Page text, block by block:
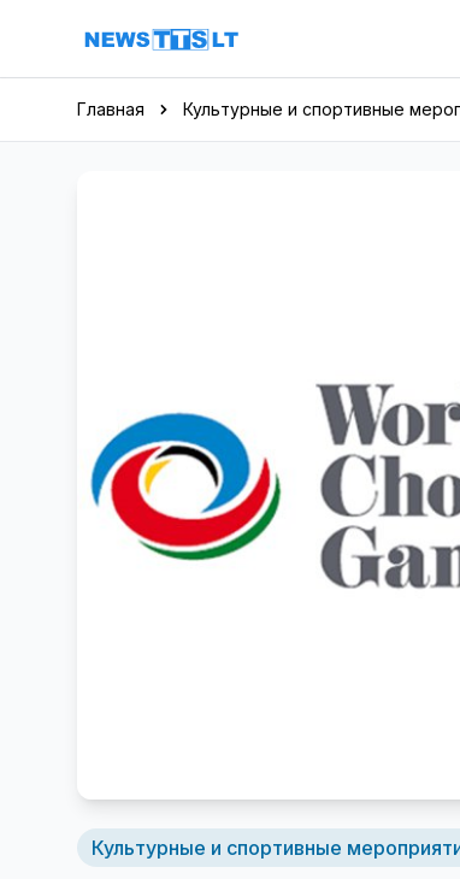
Перейти к содержимому
Главная Культурные и спортивные
Культурные и спортивные